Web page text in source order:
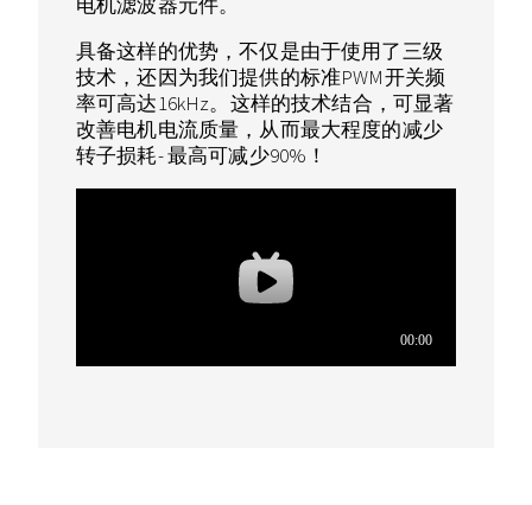
具备这样的优势，不仅是由于使用了三级
技术，还因为我们提供的标准PWM开关频
率可高达16kHz。这样的技术结合，可显著
改善电机电流质量，从而最大程度的减少
转子损耗- 最高可减少90%！